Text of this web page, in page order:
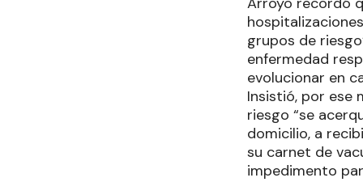
grupos de
enfermedad
evolucionar en
Insistió, por ese
riesgo “se
domicilio, a
su carnet de
impedimento